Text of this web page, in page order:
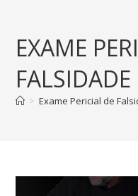
EXAME
> Exame Pericial de